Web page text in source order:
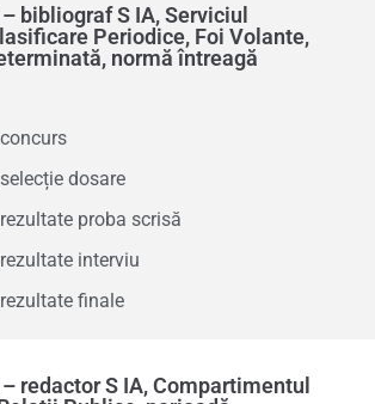
bibliograf S IA, Serviciul
Periodice, Foi Volante,
normă întreagă
dosare
proba scrisă
interviu
finale
redactor S IA, Compartimentul